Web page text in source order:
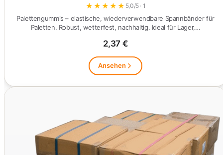
★ ★ ★ ★ ★ 5,0/5 · 1
Palettengummis – elastische, wiederverwendbare Spannbänder für
Paletten. Robust, wetterfest, nachhaltig. Ideal für Lager,…
2,37 €
Ansehen